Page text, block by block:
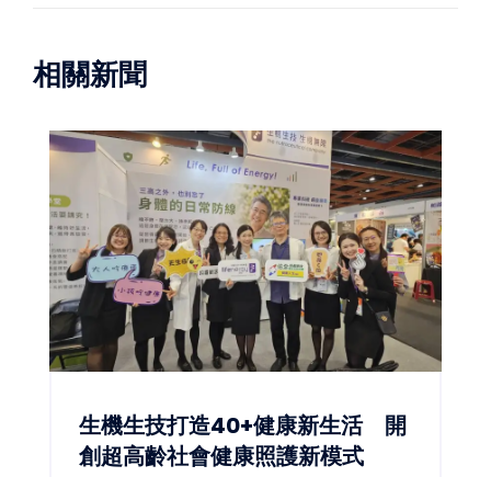
相關新聞
生機生技打造40+健康新生活 開
創超高齡社會健康照護新模式